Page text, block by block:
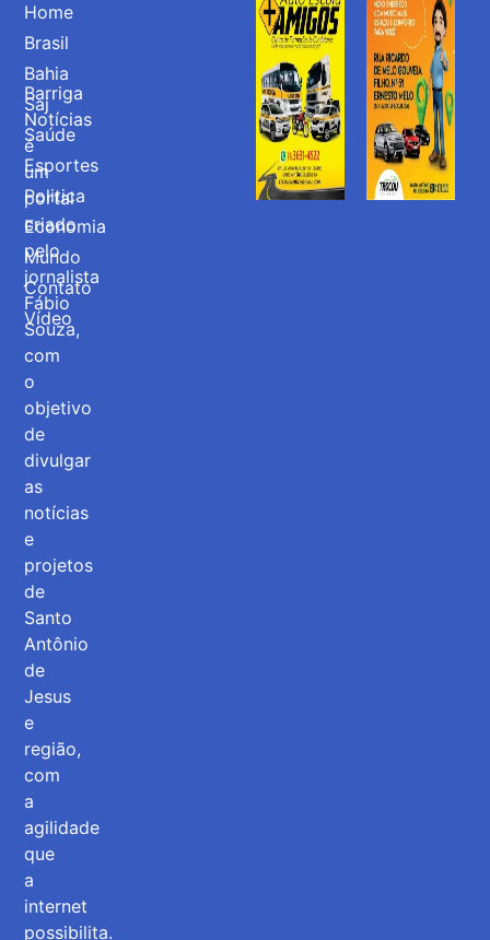
Barriga
Notícias
é
um
portal
criado
pelo
jornalista
Fábio
Souza,
com
o
objetivo
de
divulgar
as
notícias
e
projetos
de
Santo
Antônio
de
Jesus
e
região,
com
a
agilidade
que
a
internet
possibilita.
Home
Brasil
Bahia
Saj
Saúde
Esportes
Politica
Economia
Mundo
Contato
Vídeo